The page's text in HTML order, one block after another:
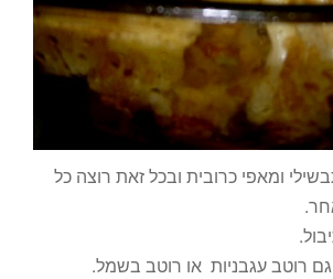
ומאפי כרובית ובכל זאת רוצה כל
רוטב עגבניות או רוטב בשמל.